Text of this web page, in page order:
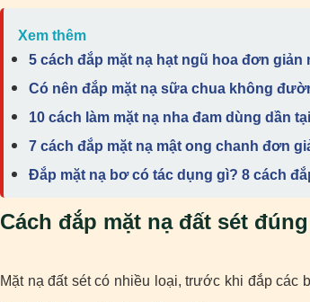
Xem thêm
5 cách đắp mặt nạ hạt ngũ hoa đơn giản
Có nên đắp mặt nạ sữa chua không
10 cách làm mặt nạ nha đam dùng dần
7 cách đắp mặt nạ mật ong chanh đơn
Đắp mặt nạ bơ có tác dụng gì? 8 cách
Cách đắp mặt nạ đất sét
Mặt nạ đất sét có nhiều loại, trước khi đắp